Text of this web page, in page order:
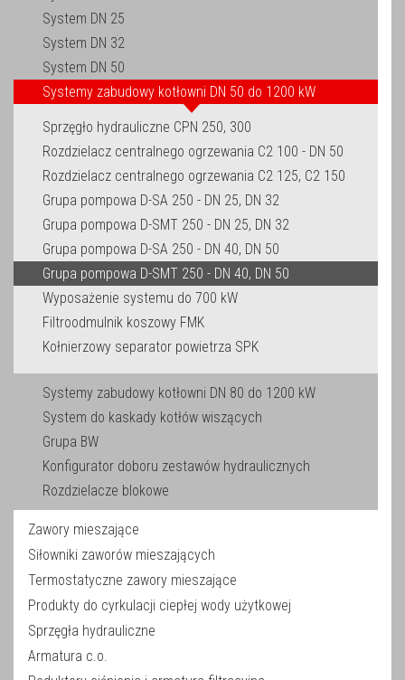
System DN 25
System DN 32
System DN 50
Systemy zabudowy kotłowni DN 50 do 1200 kW
Sprzęgło hydrauliczne CPN 250, 300
Rozdzielacz centralnego ogrzewania C2 100 - DN 50
Rozdzielacz centralnego ogrzewania C2 125, C2 150
Grupa pompowa D-SA 250 - DN 25, DN 32
Grupa pompowa D-SMT 250 - DN 25, DN 32
Grupa pompowa D-SA 250 - DN 40, DN 50
Grupa pompowa D-SMT 250 - DN 40, DN 50
Wyposażenie systemu do 700 kW
Filtroodmulnik koszowy FMK
Kołnierzowy separator powietrza SPK
Systemy zabudowy kotłowni DN 80 do 1200 kW
System do kaskady kotłów wiszących
Grupa BW
Konfigurator doboru zestawów hydraulicznych
Rozdzielacze blokowe
Zawory mieszające
Siłowniki zaworów mieszających
Termostatyczne zawory mieszające
Produkty do cyrkulacji ciepłej wody użytkowej
Sprzęgła hydrauliczne
Armatura c.o.